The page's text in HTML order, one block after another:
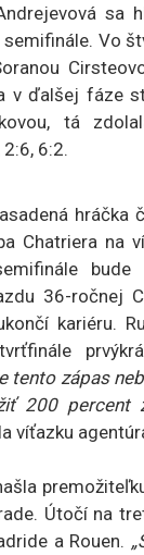
sa
Vo
v ďalšej fáze
tá
6:2.
hráčka
Chatriera na
bude
36-ročnej
kariéru.
tento zápas
200 percent
víťazku
Útočí na
a Rouen.